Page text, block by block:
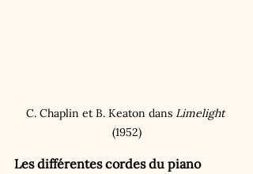
C. Chaplin et B. Keaton dans Limelight
(1952)
Les différentes cordes du piano